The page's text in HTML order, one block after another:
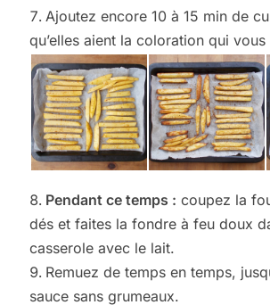
Ajoutez encore 10 à 15 min de
qu’elles aient la coloration qui
Pendant ce temps : coupez la
dés et faites la fondre à feu doux
casserole avec le lait.
Remuez de temps en temps,
sauce sans grumeaux.